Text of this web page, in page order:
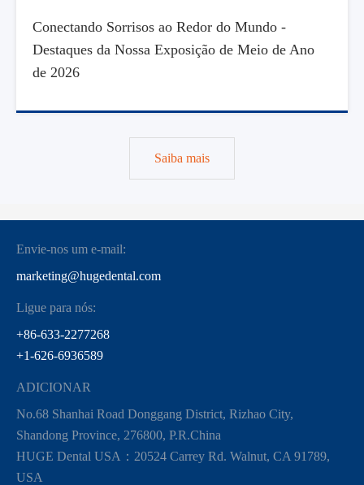
Conectando Sorrisos ao Redor do Mundo -
Destaques da Nossa Exposição de Meio de Ano
de 2026
Saiba mais
Envie-nos um e-mail:
marketing@hugedental.com
Ligue para nós:
+86-633-2277268
+1-626-6936589
ADICIONAR
No.68 Shanhai Road Donggang District, Rizhao City,
Shandong Province, 276800, P.R.China
HUGE Dental USA：20524 Carrey Rd. Walnut, CA 91789,
USA